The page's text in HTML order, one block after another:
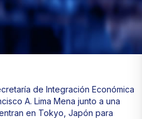
de Integración Económica
A. Lima Mena junto a una
en Tokyo, Japón para